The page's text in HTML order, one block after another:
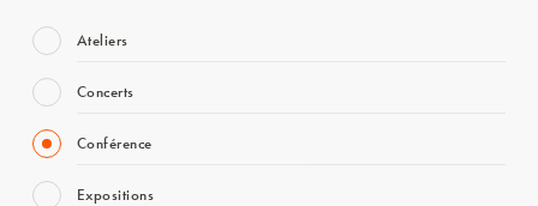
Ateliers
Concerts
Conférence
Expositions